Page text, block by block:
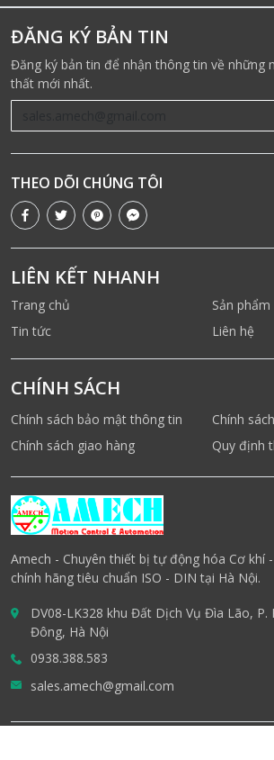
ĐĂNG KÝ BẢN TIN
Đăng ký bản tin để nhận thông tin về những
thất mới nhất.
THEO DÕI CHÚNG TÔI
LIÊN KẾT NHANH
Trang chủ
Sản phẩm
Tin tức
Liên hệ
CHÍNH SÁCH
Chính sách bảo mật thông tin
Chính
Chính sách giao hàng
Quy định
Amech - Chuyên thiết bị tự động hóa Cơ khí
chính hãng tiêu chuẩn ISO - DIN tại Hà Nội.
DV08-LK328 khu Đất Dịch Vụ Đìa Lão, P.
Đông, Hà Nội
0938.388.583
sales.amech@gmail.com